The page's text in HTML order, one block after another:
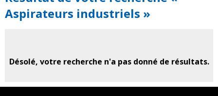
Aspirateurs industriels »
Désolé, votre recherche n'a pas donné de résultats.